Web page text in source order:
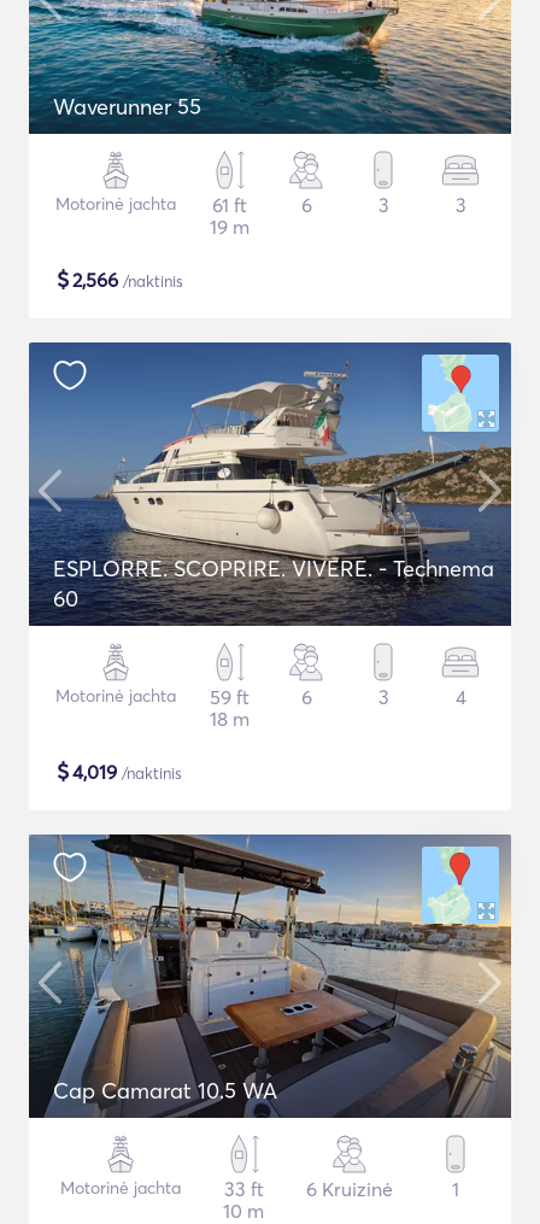
Waverunner 55
Motorinė jachta
61 ft
19 m
6 3 3
$2,566 /naktinis
ESPLORRE. SCOPRIRE. VIVERE. - Technema
60
Motorinė jachta
59 ft
18 m
6 3 4
$4,019 /naktinis
Cap Camarat 10.5 WA
Motorinė jachta
33 ft
10 m
6 Kruizinė 1